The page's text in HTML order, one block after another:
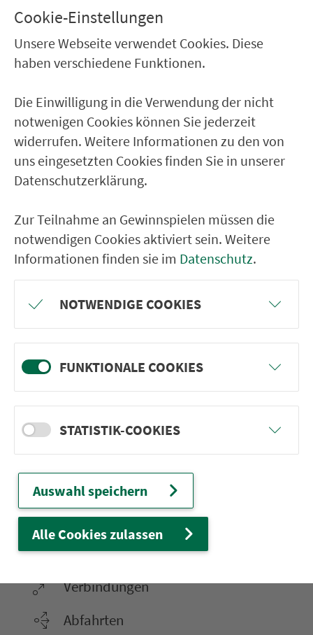
VGN-SOMMER 2026
Mach mit und gewinne einen von 1.000
Team-Plätzen für eine Abenteuer-Rallye!
weiter
Nürn­berg
22.000 Qua­drat­ki­lo­me­ter. 130 Ver­kehrs­un­
ter­neh­men. 1.100 Linien. Eine Fahr­kar­te.
Ver­bin­dungen
Abfahrten
Cookie-Einstellungen
Unsere Webseite verwendet Cookies. Diese
haben verschiedene Funktionen.
Die Einwilligung in die Verwendung der nicht
notwenigen Cookies können Sie jederzeit
widerrufen. Weitere Informationen zu den von
uns eingesetzten Cookies finden Sie in unserer
Datenschutzerklärung.
Zur Teilnahme an Gewinnspielen müssen die
notwendigen Cookies aktiviert sein. Weitere
Informationen finden sie im Datenschutz.
NOTWENDIGE COOKIES
FUNKTIONALE COOKIES
STATISTIK-COOKIES
Auswahl speichern
Alle Cookies zulassen